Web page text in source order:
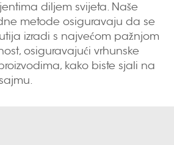
diljem svijeta. Naše
metode osiguravaju da se
izradi s najvećom pažnjom
osiguravajući vrhunske
kako biste sjali na